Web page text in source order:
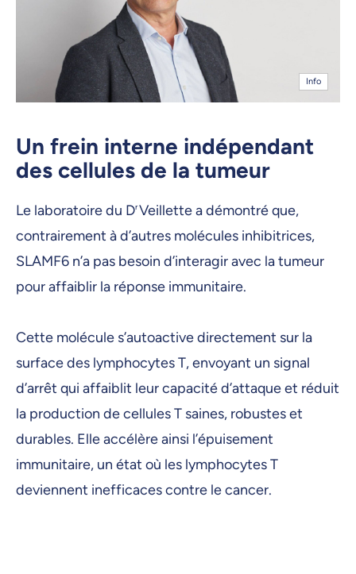
Info
Un frein interne indépendant
des cellules de la tumeur
Le laboratoire du DrVeillette a démontré que,
contrairement à d’autres molécules inhibitrices,
SLAMF6 n’a pas besoin d’interagir avec la tumeur
pour affaiblir la réponse immunitaire.
Cette molécule s’autoactive directement sur la
surface des lymphocytes T, envoyant un signal
d’arrêt qui affaiblit leur capacité d’attaque et réduit
la production de cellules T saines, robustes et
durables. Elle accélère ainsi l’épuisement
immunitaire, un état où les lymphocytes T
deviennent inefficaces contre le cancer.